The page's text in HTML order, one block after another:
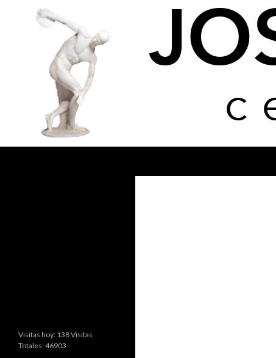
Visitas hoy: 138 Visitas
Totales: 46903